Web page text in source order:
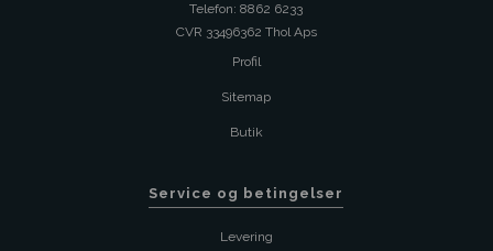
Telefon: 8862 6233
CVR 33496362 Thol Aps
Profil
Sitemap
Butik
Service og betingelser
Levering